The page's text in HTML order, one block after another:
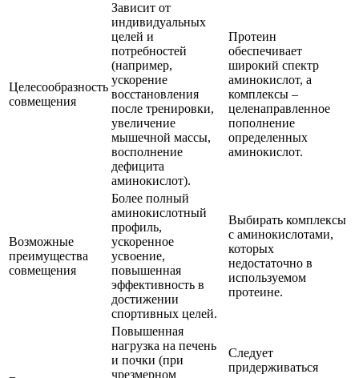
Целесообразность
совмещения
Зависит от
индивидуальных
целей и
потребностей
(например,
ускорение
восстановления
после тренировки,
увеличение
мышечной массы,
восполнение
дефицита
аминокислот).
Протеин
обеспечивает
широкий спектр
аминокислот, а
комплексы –
целенаправленное
пополнение
определенных
аминокислот.
Возможные
преимущества
совмещения
Более полный
аминокислотный
профиль,
ускоренное
усвоение,
повышенная
эффективность в
достижении
спортивных целей.
Выбирать комплексы
с аминокислотами,
которых
недостаточно в
используемом
протеине.
Повышенная
нагрузка на печень
и почки (при
чрезмерном
Следует
придерживаться